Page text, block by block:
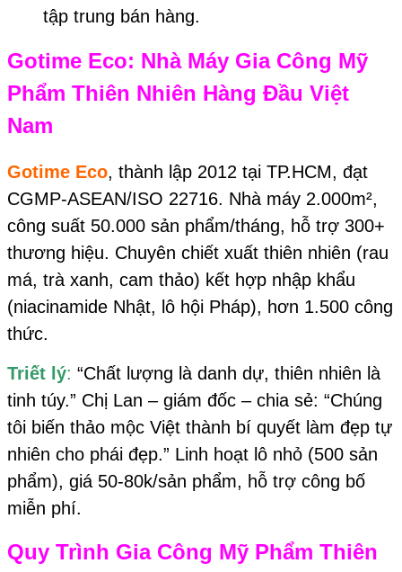
tập trung bán hàng.
Gotime Eco: Nhà Máy Gia Công Mỹ
Phẩm Thiên Nhiên Hàng Đầu Việt
Nam
Gotime Eco, thành lập 2012 tại TP.HCM, đạt
CGMP-ASEAN/ISO 22716. Nhà máy 2.000m²,
công suất 50.000 sản phẩm/tháng, hỗ trợ 300+
thương hiệu. Chuyên chiết xuất thiên nhiên (rau
má, trà xanh, cam thảo) kết hợp nhập khẩu
(niacinamide Nhật, lô hội Pháp), hơn 1.500 công
thức.
Triết lý: “Chất lượng là danh dự, thiên nhiên là
tinh túy.” Chị Lan – giám đốc – chia sẻ: “Chúng
tôi biến thảo mộc Việt thành bí quyết làm đẹp tự
nhiên cho phái đẹp.” Linh hoạt lô nhỏ (500 sản
phẩm), giá 50-80k/sản phẩm, hỗ trợ công bố
miễn phí.
Quy Trình Gia Công Mỹ Phẩm Thiên